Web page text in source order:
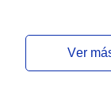
ver